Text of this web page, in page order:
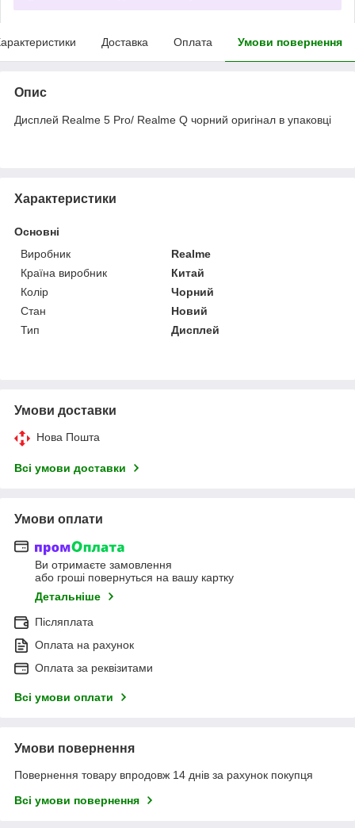
Доставка Оплата Умови повернення
Опис
Дисплей Realme 5 Pro/ Realme Q чорний оригінал в упаковці
Характеристики
Основні
Виробник
Realme
Країна виробник
Китай
Колір
Чорний
Стан
Новий
Тип
Дисплей
Умови доставки
Нова Пошта
Всі умови доставки
Умови оплати
Ви отримаєте замовлення
або гроші повернуться на вашу картку
Детальніше
Післяплата
Оплата на рахунок
Оплата за реквізитами
Всі умови оплати
Умови повернення
Повернення товару впродовж 14 днів за рахунок покупця
Всі умови повернення